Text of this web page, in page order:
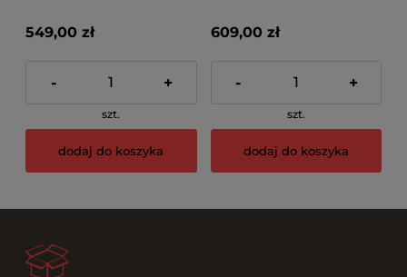
549,00 zł
- +
szt.
dodaj do koszyka
609,00 zł
- +
szt.
dodaj do koszyka